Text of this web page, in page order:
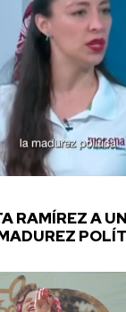
RAMÍREZ A